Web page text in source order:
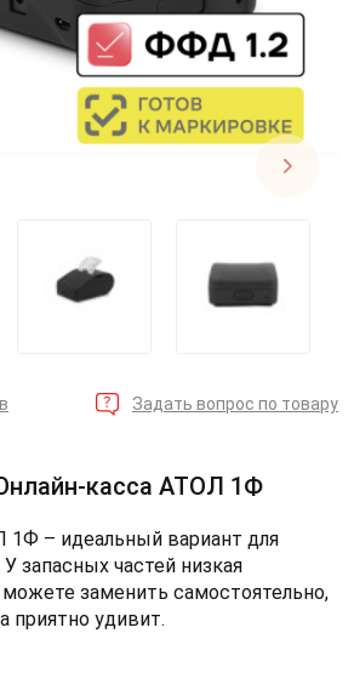
Задать вопрос по товару
касса АТОЛ 1Ф
1Ф – идеальный вариант для
запасных частей низкая
заменить самостоятельно,
приятно удивит.